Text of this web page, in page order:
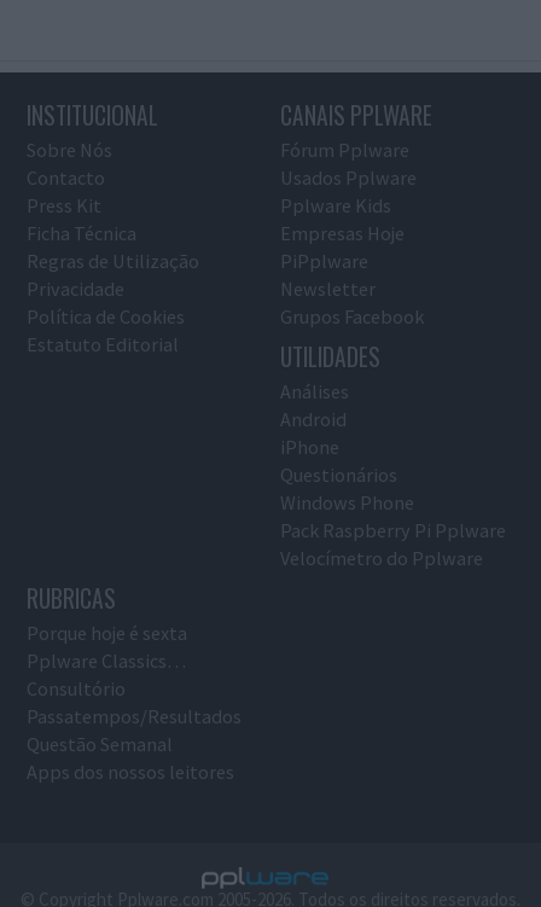
INSTITUCIONAL
Sobre Nós
Contacto
Press Kit
Ficha Técnica
Regras de Utilização
Privacidade
Política de Cookies
Estatuto Editorial
CANAIS PPLWARE
Fórum Pplware
Usados Pplware
Pplware Kids
Empresas Hoje
PiPplware
Newsletter
Grupos Facebook
UTILIDADES
Análises
Android
iPhone
Questionários
Windows Phone
Pack Raspberry Pi Pplware
Velocímetro do Pplware
RUBRICAS
Porque hoje é sexta
Pplware Classics…
Consultório
Passatempos/Resultados
Questão Semanal
Apps dos nossos leitores
© Copyright Pplware.com 2005-2026. Todos os direitos reservados.